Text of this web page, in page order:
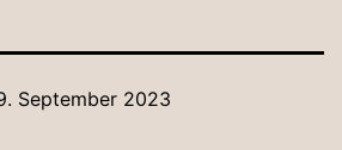
September 2023